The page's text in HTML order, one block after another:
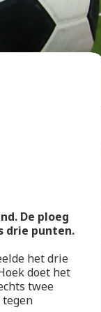
Bekijk alle foto's
De ploeg
drie punten.
het drie
doet het
twee
tegen